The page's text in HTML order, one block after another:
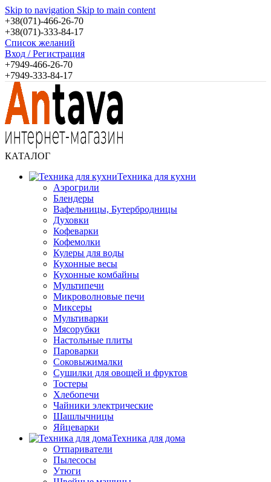
Skip to navigation Skip to main content
+38(071)-466-26-70
+38(071)-333-84-17
Список желаний
Вход / Регистрация
+7949-466-26-70
+7949-333-84-17
КАТАЛОГ
Техника для кухни
Аэрогрили
Блендеры
Вафельницы, Бутербродницы
Духовки
Кофеварки
Кофемолки
Кулеры для воды
Кухонные весы
Кухонные комбайны
Мультипечи
Микроволновые печи
Миксеры
Мультиварки
Мясорубки
Настольные плиты
Пароварки
Соковыжималки
Сушилки для овощей и фруктов
Тостеры
Хлебопечи
Чайники электрические
Шашлычницы
Яйцеварки
Техника для дома
Отпариватели
Пылесосы
Утюги